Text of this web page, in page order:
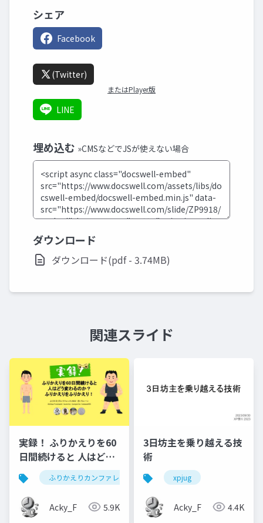
シェア
Facebook
(Twitter)
またはPlayer版
LINE
埋め込む »CMSなどでJSが使えない場合
ダウンロード
ダウンロード(pdf - 3.74MB)
関連スライド
実録！ ふりかえりを60
日間続けると 人はどう
変わるのか？ ふりかえ
りをふりかえり！
ふりかえりカンファレンス2022
Acky_F 5.9K
3日坊主を乗り越える技
術
xpjug
Acky_F 4.4K